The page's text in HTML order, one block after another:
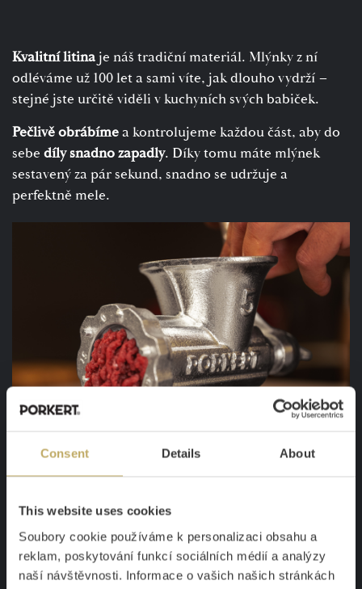
Consent Details About
This website uses cookies
Soubory cookie používáme k personalizaci obsahu a
reklam, poskytování funkcí sociálních médií a analýzy
naší návštěvnosti. Informace o vašich našich stránkách
Kvalitní litina je náš tradiční materiál. Mlýnky z ní
odléváme už 100 let a sami víte, jak dlouho vydrží –
stejné jste určitě viděli v kuchyních svých babiček.
Pečlivě obrábímea kontrolujeme každou část, aby do
sebe díly snadno zapadly. Díky tomu máte mlýnek
sestavený za pár sekund, snadno se udržuje a
perfektně mele.